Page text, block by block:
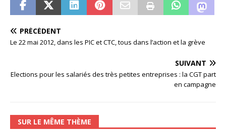
PRÉCÉDENT
Le 22 mai 2012, dans les PIC et CTC, tous dans l’action et la grève
SUIVANT
Elections pour les salariés des très petites entreprises : la CGT part
en campagne
SUR LE MÊME THÈME